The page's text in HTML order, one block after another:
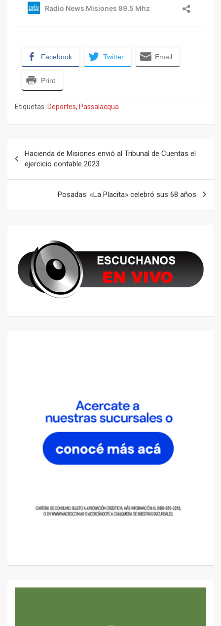
Facebook Twitter Email
Print
Etiquetas: Deportes, Passalacqua
de
entradas
Hacienda de Misiones envió al Tribunal de Cuentas el
ejercicio contable 2023
Posadas: «La Placita» celebró sus 68 años